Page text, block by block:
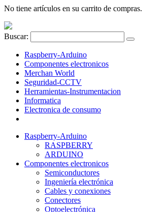
No tiene artículos en su carrito de compras.
Buscar:
Raspberry-Arduino
Componentes electronicos
Merchan World
Seguridad-CCTV
Herramientas-Instrumentacion
Informatica
Electronica de consumo
Raspberry-Arduino
RASPBERRY
ARDUINO
Componentes electronicos
Semiconductores
Ingeniería electrónica
Cables y conexiones
Conectores
Optoelectrónica